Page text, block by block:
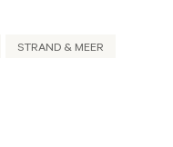
STRAND & MEER